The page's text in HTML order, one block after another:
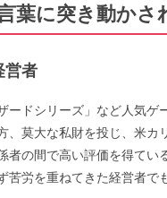
葉に突き動か
営者
ードシリーズ」など人気
、莫大な私財を投じ、米
者の間で高い評価を得て
労を重ねてきた経営者で